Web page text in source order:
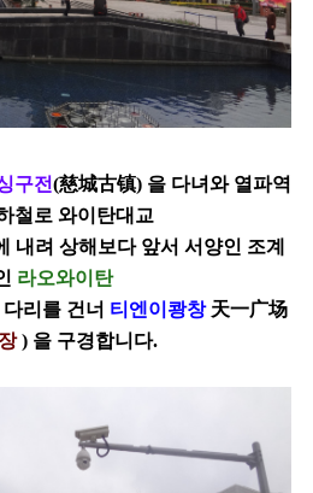
구전(慈城古镇) 을 다녀와 열파역
철로 와이탄대교
내려 상해보다 앞서 서양인 조계
라오와이탄
리를 건너 티엔이쾅창天一广场
) 을 구경합니다.